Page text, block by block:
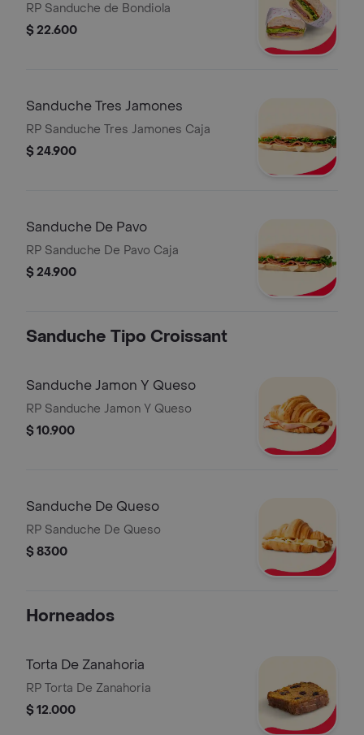
RP Sanduche de Bondiola
$ 22.600
Sanduche Tres Jamones
RP Sanduche Tres Jamones Caja
$ 24.900
Sanduche De Pavo
RP Sanduche De Pavo Caja
$ 24.900
Sanduche Tipo Croissant
Sanduche Jamon Y Queso
RP Sanduche Jamon Y Queso
$ 10.900
Sanduche De Queso
RP Sanduche De Queso
$ 8300
Horneados
Torta De Zanahoria
RP Torta De Zanahoria
$ 12.000